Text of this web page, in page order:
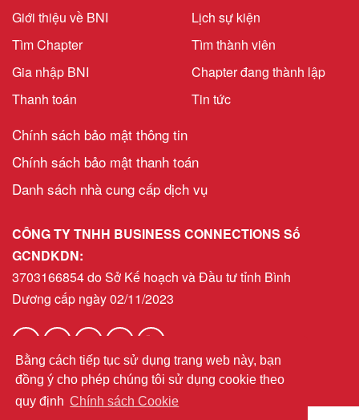
Bằng cách tiếp tục sử dụng trang web này, bạn
đồng ý cho phép chúng tôi sử dụng cookie theo
quy định Chính sách Cookie
Giới thiệu về BNI
Tìm Chapter
Gia nhập BNI
Thanh toán
Lịch sự kiện
Tìm thành viên
Chapter đang thành lập
Tin tức
Chính sách bảo mật thông tin
Chính sách bảo mật thanh toán
Danh sách nhà cung cấp dịch vụ
CÔNG TY TNHH BUSINESS CONNECTIONS Số
GCNDKDN:
3703166854 do Sở Kế hoạch và Đầu tư tỉnh Bình
Dương cấp ngày 02/11/2023
Email: helpdeskvn@bni.com